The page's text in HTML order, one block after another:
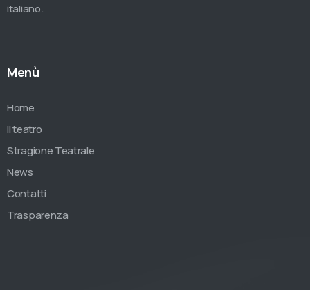
italiano.
Menù
Home
Il teatro
Stragione Teatrale
News
Contatti
Trasparenza